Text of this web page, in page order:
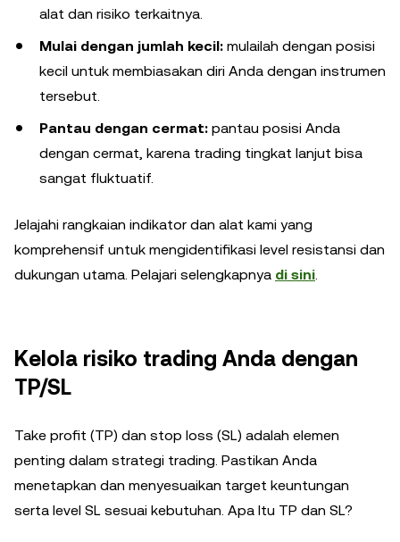
alat dan risiko terkaitnya.
Mulai dengan jumlah kecil: mulailah dengan posisi
kecil untuk membiasakan diri Anda dengan instrumen
tersebut.
Pantau dengan cermat: pantau posisi Anda
dengan cermat, karena trading tingkat lanjut bisa
sangat fluktuatif.
Jelajahi rangkaian indikator dan alat kami yang
komprehensif untuk mengidentifikasi level resistansi dan
dukungan utama. Pelajari selengkapnya di sini.
Kelola risiko trading Anda dengan
TP/SL
Take profit (TP) dan stop loss (SL) adalah elemen
penting dalam strategi trading. Pastikan Anda
menetapkan dan menyesuaikan target keuntungan
serta level SL sesuai kebutuhan. Apa Itu TP dan SL?